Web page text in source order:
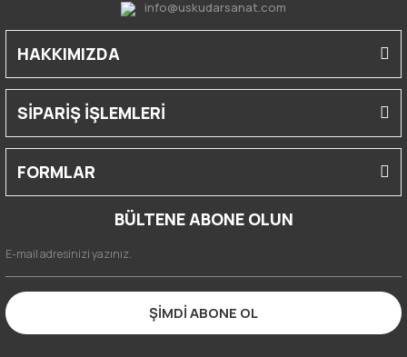
info@uskudarsanat.com
HAKKIMIZDA
SİPARİŞ İŞLEMLERİ
FORMLAR
BÜLTENE ABONE OLUN
ŞİMDİ ABONE OL